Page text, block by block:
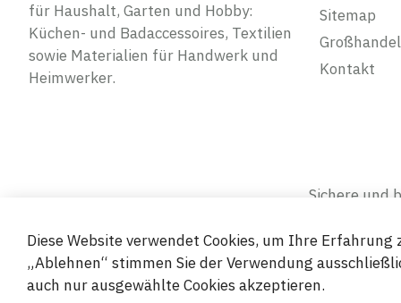
für Haushalt, Garten und Hobby:
Küchen- und Badaccessoires, Textilien
sowie Materialien für Handwerk und
Heimwerker.
Sitemap
Kontakt
Sichere und
© 2019-2026 Megamix s.r.o.
Diese Website verwendet Cookies, um Ihre
„Ablehnen“ stimmen Sie der Verwendung
auch nur ausgewählte Cookies akzeptieren.